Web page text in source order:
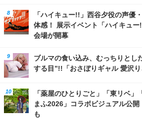
「ハイキュー!!」西谷夕役の声優
体感！ 展示イベント「ハイキュ
会場が開幕
ブルマの食い込み、むっちりと
する目”!!「おさぼりギャル 愛沢
「薬屋のひとりごと」「東リベ
まふ2026」コラボビジュアル公
も